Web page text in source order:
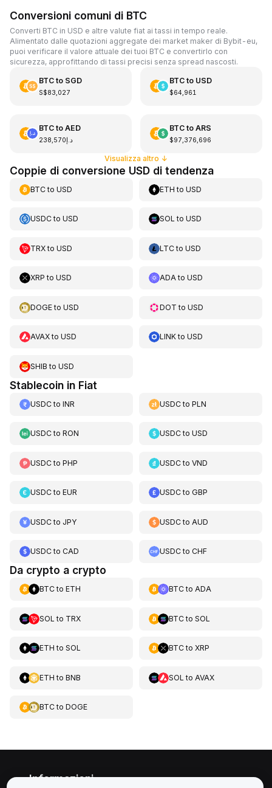
Conversioni comuni di BTC
Converti BTC in USD e altre valute fiat ai tassi in tempo reale.
Alimentato dalle quotazioni aggregate dei market maker di Bybit-eu,
puoi verificare il valore attuale dei tuoi BTC e convertirlo con
sicurezza, approfittando di tassi precisi senza spread nascosti.
BTCto SGD
S$83,027
BTCto USD
$64,961
BTCto AED
د.إ238,570
BTCto ARS
$97,376,696
Visualizza altro ↓
Coppie di conversione USD di tendenza
BTCto USD ETH toUSD
USDCto USD SOL toUSD
TRXto USD LTCtoUSD
XRP to USD ADAtoUSD
DOGEto USD DOT toUSD
AVAXto USD LINKtoUSD
SHIB to USD
Stablecoin in Fiat
USDCto INR USDCtoPLN
USDCto RON USDCtoUSD
USDCto PHP USDCtoVND
USDCto EUR USDCtoGBP
USDCto JPY USDCto AUD
USDCto CAD USDCtoCHF
Da crypto a crypto
BTCto ETH BTCto ADA
SOL to TRX BTCto SOL
ETH to SOL BTCto XRP
ETH to BNB SOL to AVAX
BTCto DOGE
Informazioni